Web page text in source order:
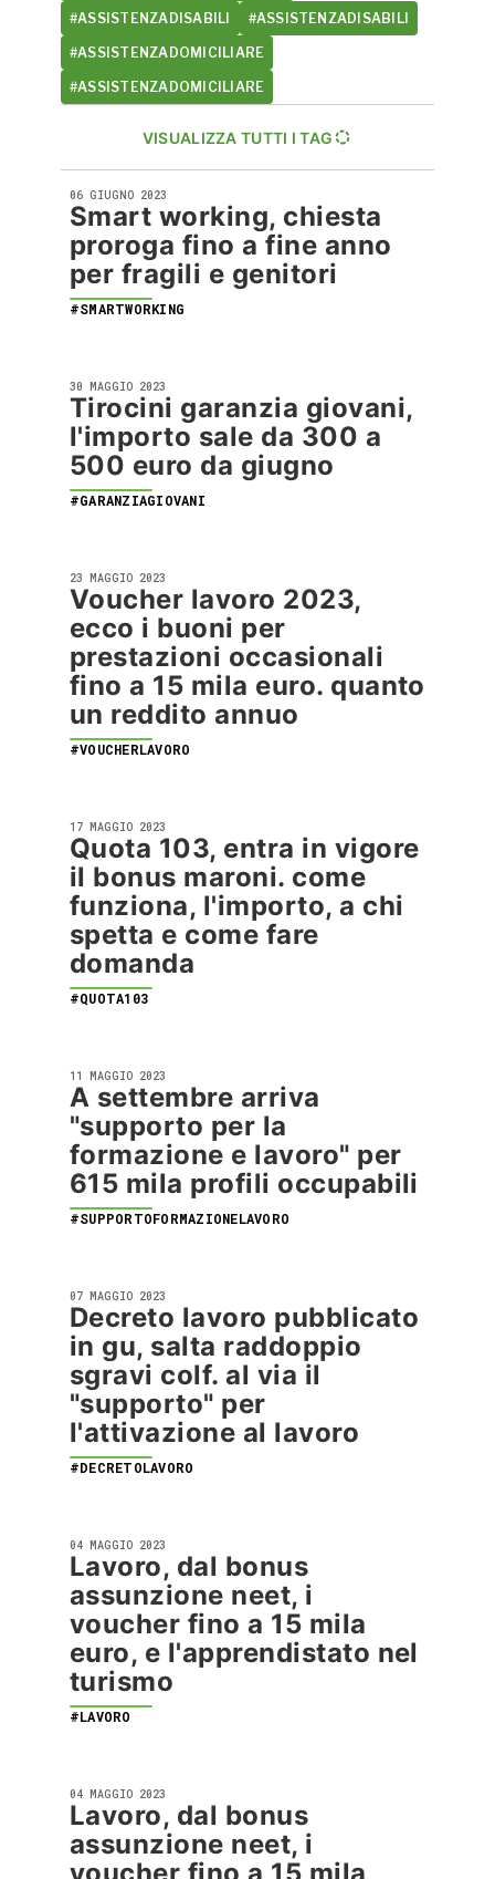
#ASSISTENZADISABILI #ASSISTENZADISABILI
#ASSISTENZADOMICILIARE
#ASSISTENZADOMICILIARE
VISUALIZZA TUTTI I TAG
06 GIUGNO 2023
Smart working, chiesta
proroga fino a fine anno
per fragili e genitori
#SMARTWORKING
30 MAGGIO 2023
Tirocini garanzia giovani,
l'importo sale da 300 a
500 euro da giugno
#GARANZIAGIOVANI
23 MAGGIO 2023
Voucher lavoro 2023,
ecco i buoni per
prestazioni occasionali
fino a 15 mila euro. quanto
un reddito annuo
#VOUCHERLAVORO
17 MAGGIO 2023
Quota 103, entra in vigore
il bonus maroni. come
funziona, l'importo, a chi
spetta e come fare
domanda
#QUOTA103
11 MAGGIO 2023
A settembre arriva
"supporto per la
formazione e lavoro" per
615 mila profili occupabili
#SUPPORTOFORMAZIONELAVORO
07 MAGGIO 2023
Decreto lavoro pubblicato
in gu, salta raddoppio
sgravi colf. al via il
"supporto" per
l'attivazione al lavoro
#DECRETOLAVORO
04 MAGGIO 2023
Lavoro, dal bonus
assunzione neet, i
voucher fino a 15 mila
euro, e l'apprendistato nel
turismo
#LAVORO
04 MAGGIO 2023
Lavoro, dal bonus
assunzione neet, i